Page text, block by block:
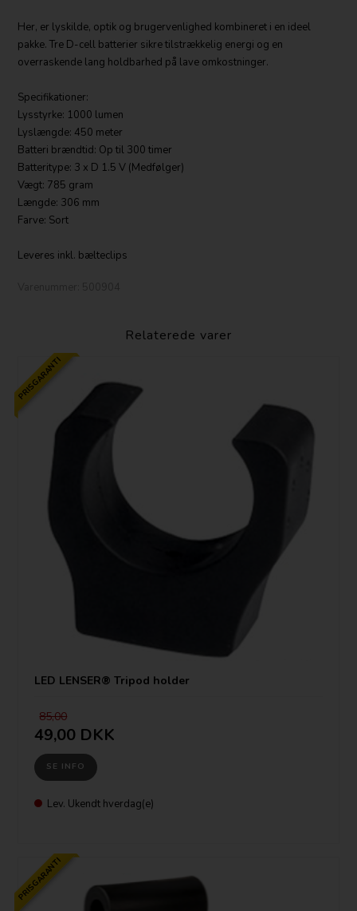
Her, er lyskilde, optik og brugervenlighed kombineret i en ideel
pakke. Tre D-cell batterier sikre tilstrækkelig energi og en
overraskende lang holdbarhed på lave omkostninger.
Specifikationer:
Lysstyrke: 1000 lumen
Lyslængde: 450 meter
Batteri brændtid: Op til 300 timer
Batteritype: 3 x D 1.5 V (Medfølger)
Vægt: 785 gram
Længde: 306 mm
Farve: Sort
Leveres inkl. bælteclips
Relaterede varer
PRISGARANTI
LED LENSER® Tripod holder
85,00
49,00 DKK
SE INFO
Lev. Ukendt hverdag(e)
PRISGARANTI